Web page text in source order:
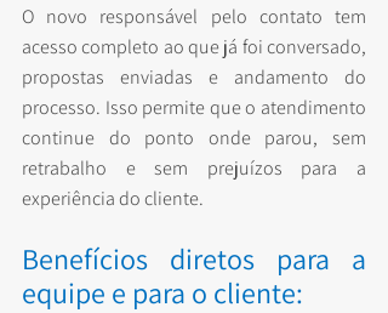
O novo responsável pelo contato tem
acesso completo ao que já foi conversado,
propostas enviadas e andamento do
processo. Isso permite que o atendimento
continue do ponto onde parou, sem
retrabalho e sem prejuízos para a
experiência do cliente.
Benefícios diretos para a
equipe e para o cliente: